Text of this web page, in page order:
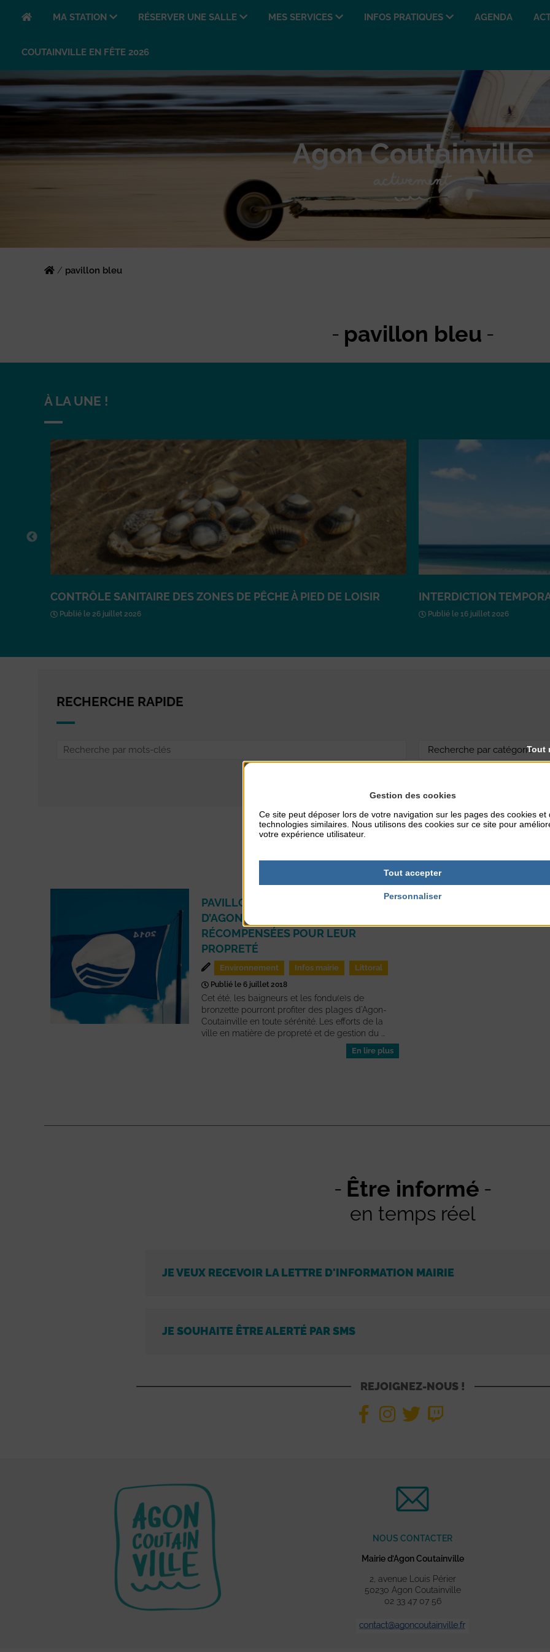
MA STATION RÉSERVER UNE SALLE MES SERVICES INFOS PRATIQUES AGENDA
COUTAINVILLE EN FÊTE 2026
/ pavillon bleu
pavillon bleu
À LA UNE !
CONTRÔLE SANITAIRE DES ZONES DE PÊCHE À PIED DE LOISIR
Publié le 26 juillet 2026
INTERDICTION
Publié le 16 juillet 2026
RECHERCHE RAPIDE
- Votre sélection -
PAVILLON BLEU : LES PLAGES
D’AGON-COUTAINVILLE
RÉCOMPENSÉES POUR LEUR
PROPRETÉ
Environnement Infos mairie Littoral
Publié le 6 juillet 2018
Cet été, les baigneurs et les fondu(e)s de
bronzette pourront profiter des plages d'Agon-
Coutainville en toute sérénité. Les efforts de la
ville en matière de propreté et de gestion du ...
En lire plus
Être informé
en temps réel
JE VEUX RECEVOIR LA LETTRE D'INFORMATION MAIRIE
JE SOUHAITE ÊTRE ALERTÉ PAR SMS
REJOIGNEZ-NOUS !
NOUS CONTACTER
Mairie d’Agon Coutainville
2, avenue Louis Périer
50230 Agon Coutainville
02 33 47 07 56
Gestion des cookies
Ce site peut déposer lors de votre navigation sur les pages des cookies et
technologies similaires. Nous utilisons des cookies sur ce site pour
votre expérience utilisateur.
Tout accepter
Tout
Personnaliser